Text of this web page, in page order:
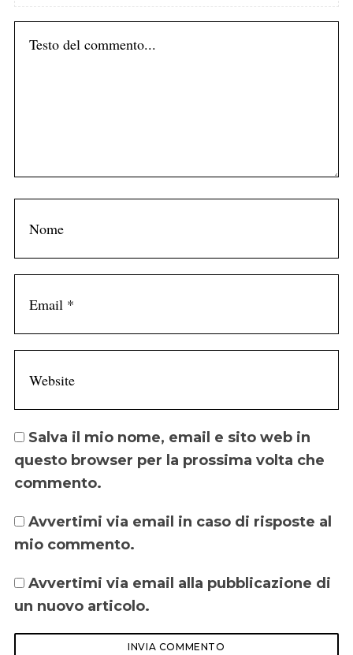
Salva il mio nome, email e sito web in
questo browser per la prossima volta che
commento.
Avvertimi via email in caso di risposte al
mio commento.
Avvertimi via email alla pubblicazione di
un nuovo articolo.